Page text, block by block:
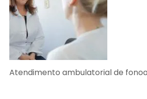
Atendimento ambulatorial de